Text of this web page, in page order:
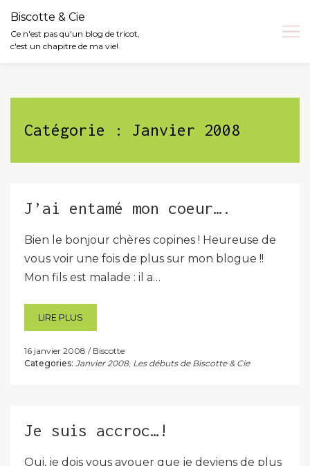
Biscotte & Cie
Ce n'est pas qu'un blog de tricot,
c'est un chapitre de ma vie!
Catégorie : Janvier 2008
J’ai entamé mon coeur….
Bien le bonjour chères copines ! Heureuse de
vous voir une fois de plus sur mon blogue !!
Mon fils est malade : il a…
LIRE PLUS
16 janvier 2008
Biscotte
Categories: Janvier 2008, Les débuts de Biscotte & Cie
Je suis accroc…!
Oui, je dois vous avouer que je deviens de plus